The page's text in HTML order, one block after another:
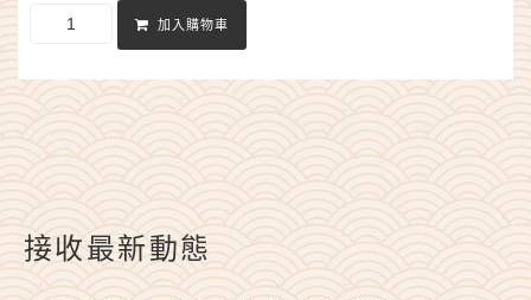
加入購物車
接收最新動態